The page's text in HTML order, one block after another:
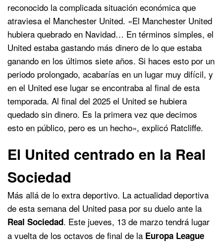
reconocido la complicada situación económica que
atraviesa el Manchester United. «El Manchester United
hubiera quebrado en Navidad… En términos simples, el
United estaba gastando más dinero de lo que estaba
ganando en los últimos siete años. Si haces esto por un
periodo prolongado, acabarías en un lugar muy difícil, y
en el United ese lugar se encontraba al final de esta
temporada. Al final del 2025 el United se hubiera
quedado sin dinero. Es la primera vez que decimos
esto en público, pero es un hecho», explicó Ratcliffe.
El United centrado en la Real
Sociedad
Más allá de lo extra deportivo. La actualidad deportiva
de esta semana del United pasa por su duelo ante la
Real Sociedad. Este jueves, 13 de marzo tendrá lugar
a vuelta de los octavos de final de la Europa League